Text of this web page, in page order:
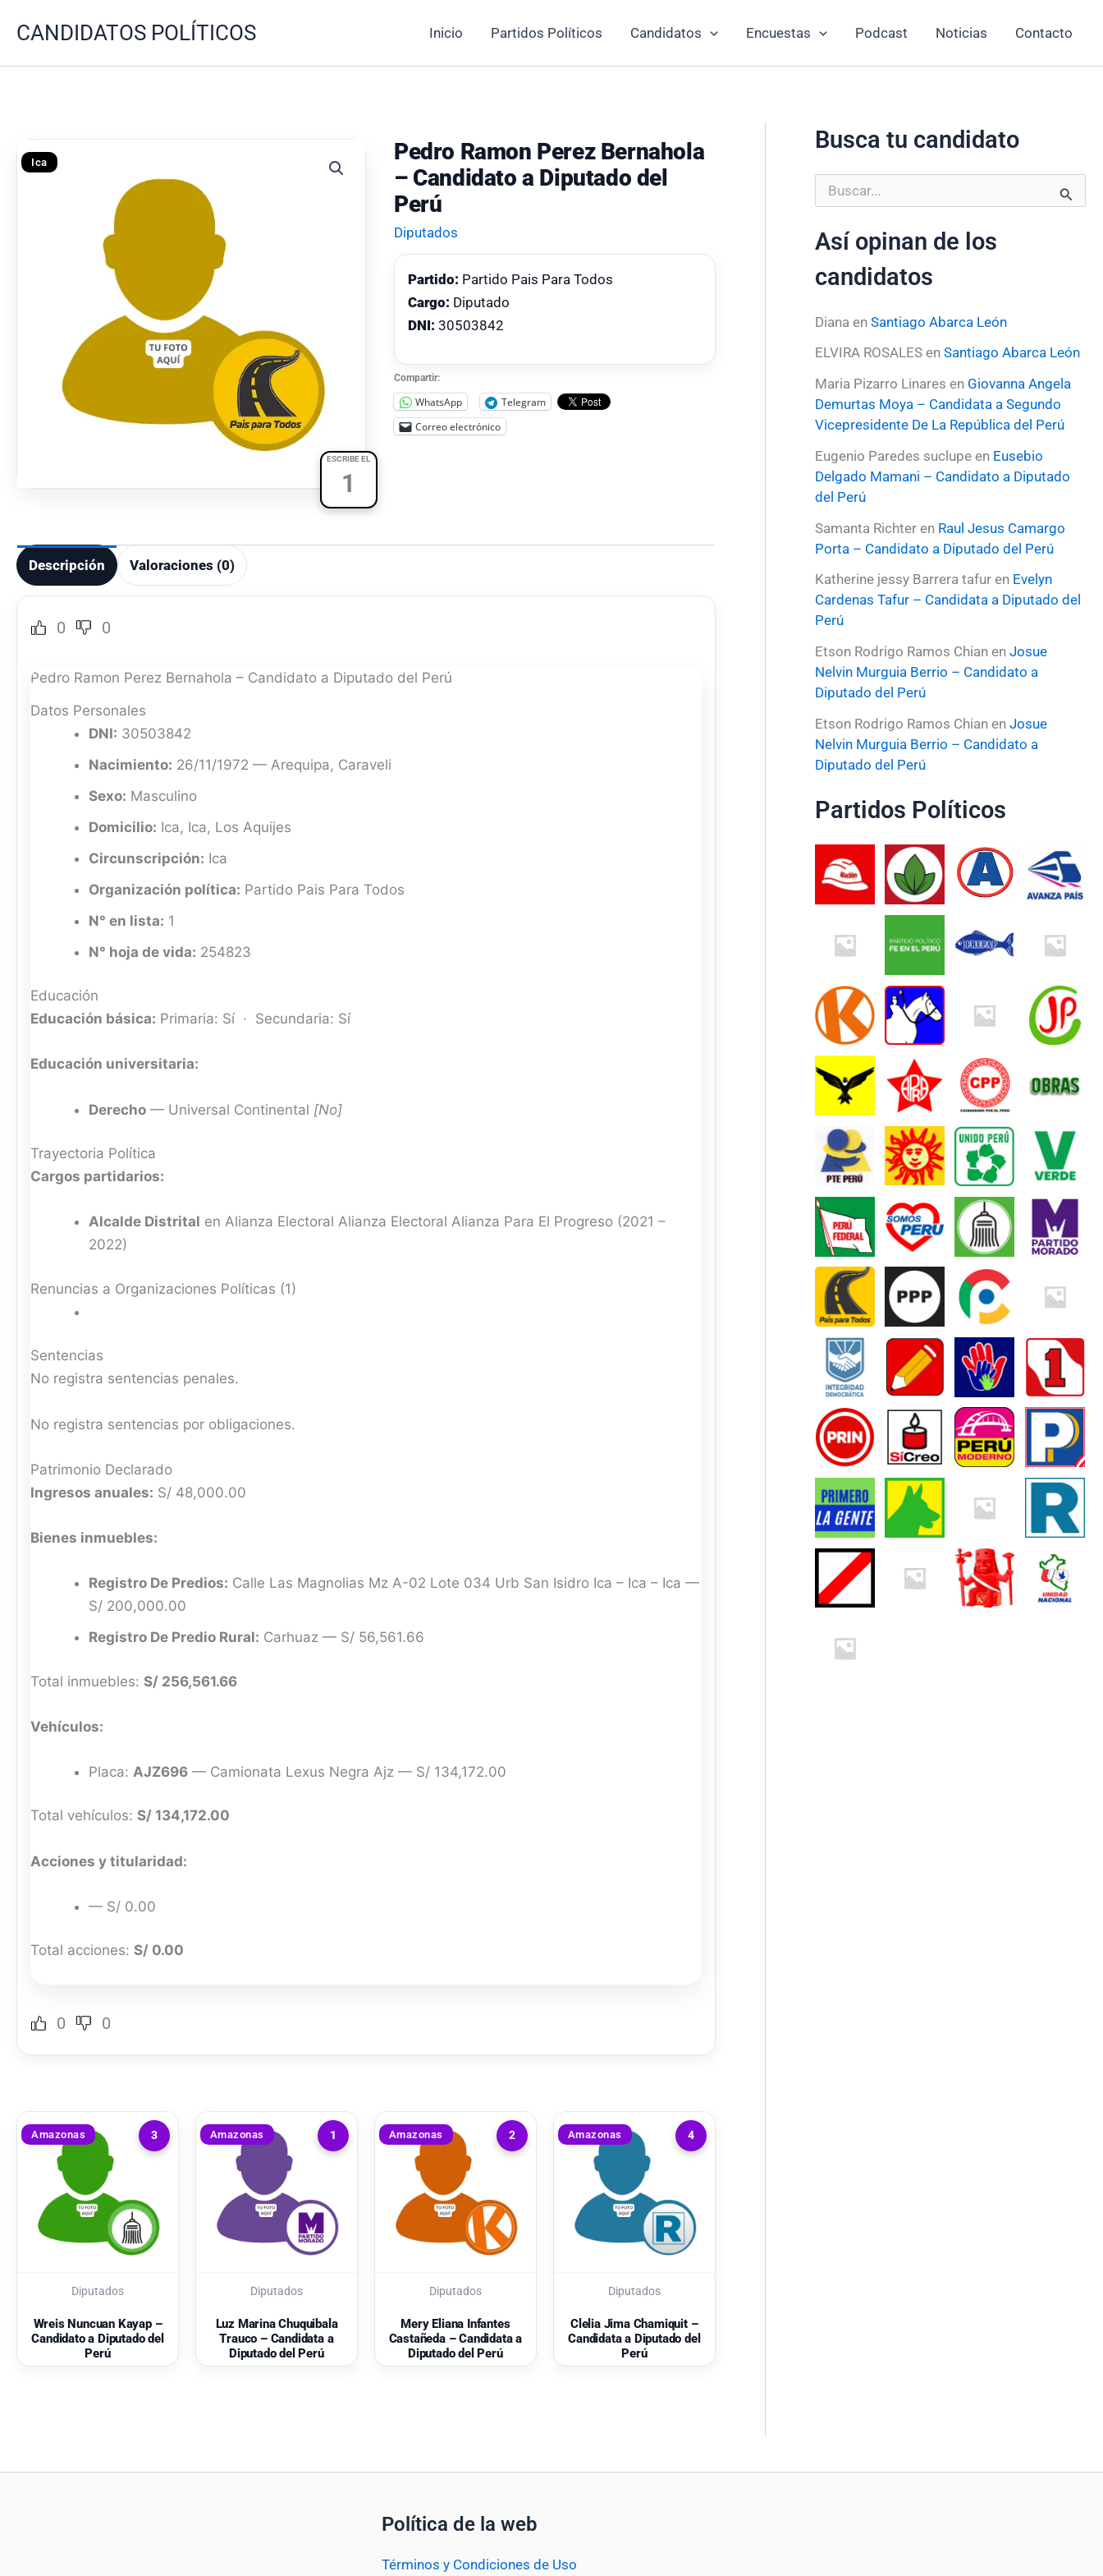
CANDIDATOS POLÍTICOS Inicio Partidos Políticos Candidatos Encuestas Podcast Noticias Contacto
ESCRIBE EL
1
Ica
Pedro Ramon Perez Bernahola
– Candidato a Diputado del
Perú
Diputados
Partido: Partido Pais Para Todos
Cargo: Diputado
DNI: 30503842
Compartir:
WhatsApp
Telegram
Correo electrónico
Descripción Valoraciones (0)
0 0
Pedro Ramon Perez Bernahola – Candidato a Diputado del Perú
Datos Personales
DNI: 30503842
Nacimiento: 26/11/1972 — Arequipa, Caraveli
Sexo: Masculino
Domicilio: Ica, Ica, Los Aquijes
Circunscripción: Ica
Organización política: Partido Pais Para Todos
N° en lista: 1
N° hoja de vida: 254823
Educación
Educación básica: Primaria: Sí · Secundaria: Sí
Educación universitaria:
Derecho — Universal Continental [No]
Trayectoria Política
Cargos partidarios:
Alcalde Distrital en Alianza Electoral Alianza Electoral Alianza Para El Progreso (2021 –
2022)
Renuncias a Organizaciones Políticas (1)
Sentencias
No registra sentencias penales.
No registra sentencias por obligaciones.
Patrimonio Declarado
Ingresos anuales: S/ 48,000.00
Bienes inmuebles:
Registro De Predios: Calle Las Magnolias Mz A-02 Lote 034 Urb San Isidro Ica – Ica – Ica —
S/ 200,000.00
Registro De Predio Rural: Carhuaz — S/ 56,561.66
Total inmuebles: S/ 256,561.66
Vehículos:
Placa: AJZ696 — Camionata Lexus Negra Ajz — S/ 134,172.00
Total vehículos: S/ 134,172.00
Acciones y titularidad:
— S/ 0.00
Total acciones: S/ 0.00
0 0
3
Amazonas
Diputados
Wreis Nuncuan Kayap –
Candidato a Diputado del
Perú
1
Amazonas
Diputados
Luz Marina Chuquibala
Trauco – Candidata a
Diputado del Perú
2
Amazonas
Diputados
Mery Eliana Infantes
Castañeda – Candidata a
Diputado del Perú
4
Amazonas
Diputados
Clelia Jima Chamiquit –
Candidata a Diputado del
Perú
Busca tu candidato
u
c
r
r
Así opinan de los
candidatos
Diana en Santiago Abarca León
ELVIRA ROSALESen Santiago Abarca León
Maria Pizarro Linares en Giovanna Angela
Demurtas Moya – Candidata a Segundo
Vicepresidente De La República del Perú
Eugenio Paredes suclupeen Eusebio
Delgado Mamani – Candidato a Diputado
del Perú
Samanta Richteren Raul Jesus Camargo
Porta – Candidato a Diputado del Perú
Katherine jessy Barrera tafuren Evelyn
Cardenas Tafur – Candidata a Diputado del
Perú
Etson Rodrigo Ramos Chianen Josue
Nelvin Murguia Berrio – Candidato a
Diputado del Perú
Etson Rodrigo Ramos Chianen Josue
Nelvin Murguia Berrio – Candidato a
Diputado del Perú
Partidos Políticos
Política de la web
Términos y Condiciones de Uso